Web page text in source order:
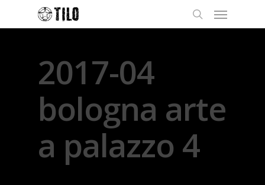
2017-04
bologna arte
a palazzo 4